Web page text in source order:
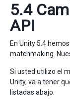
5.4
API
En Unity 5.4
matchmaking.
Si usted utilizo el
Unity, va a tener
listadas abajo.